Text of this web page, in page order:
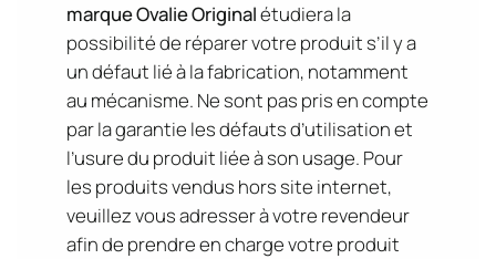
marque Ovalie Originalétudiera la
possibilité de réparer votre produit s’il y a
un défaut lié à la fabrication, notamment
au mécanisme. Ne sont pas pris en compte
par la garantie les défauts d’utilisation et
l’usure du produit liée à son usage. Pour
les produits vendus hors site internet,
veuillez vous adresser à votre revendeur
afin de prendre en charge votre produit